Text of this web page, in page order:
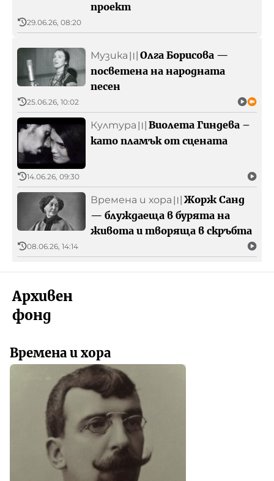
проект
29.06.26, 08:20
Музика 〣 Олга Борисова —
посветена на народната
песен
25.06.26, 10:02
Култура 〣 Виолета Гиндева –
като пламък от сцената
14.06.26, 09:30
Времена и хора 〣 Жорж Санд
— блуждаеща в бурята на
живота и творяща в скръбта
08.06.26, 14:14
Архивен
фонд
Времена и хора